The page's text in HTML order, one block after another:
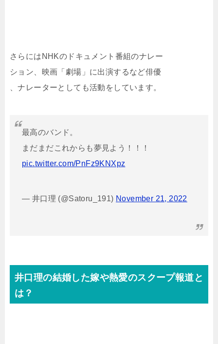
さらにはNHKのドキュメント番組のナレー
ション、映画「劇場」に出演するなど俳優
、ナレーターとしても活動をしています。
最高のバンド。
まだまだこれからも夢見よう！！！
pic.twitter.com/PnFz9KNXpz
— 井口理 (@Satoru_191) November 21, 2022
井口理の結婚した嫁や熱愛のスクープ報道と
は？